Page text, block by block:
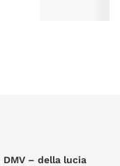
DMV – della lucia